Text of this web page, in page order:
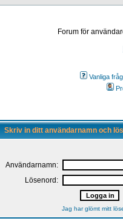
Forum för
Vanliga
Skriv in ditt användarnamn och
Användarnamn:
Lösenord:
Jag har glömt mitt